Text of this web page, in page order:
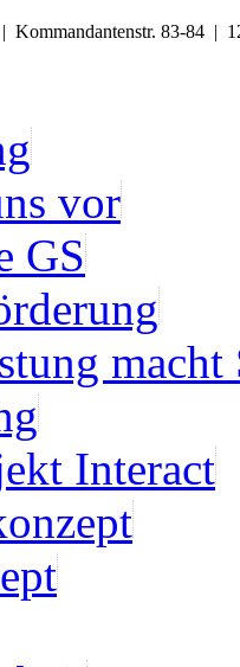
| Kommandantenstr. 83-84
vor
GS
macht
Interact